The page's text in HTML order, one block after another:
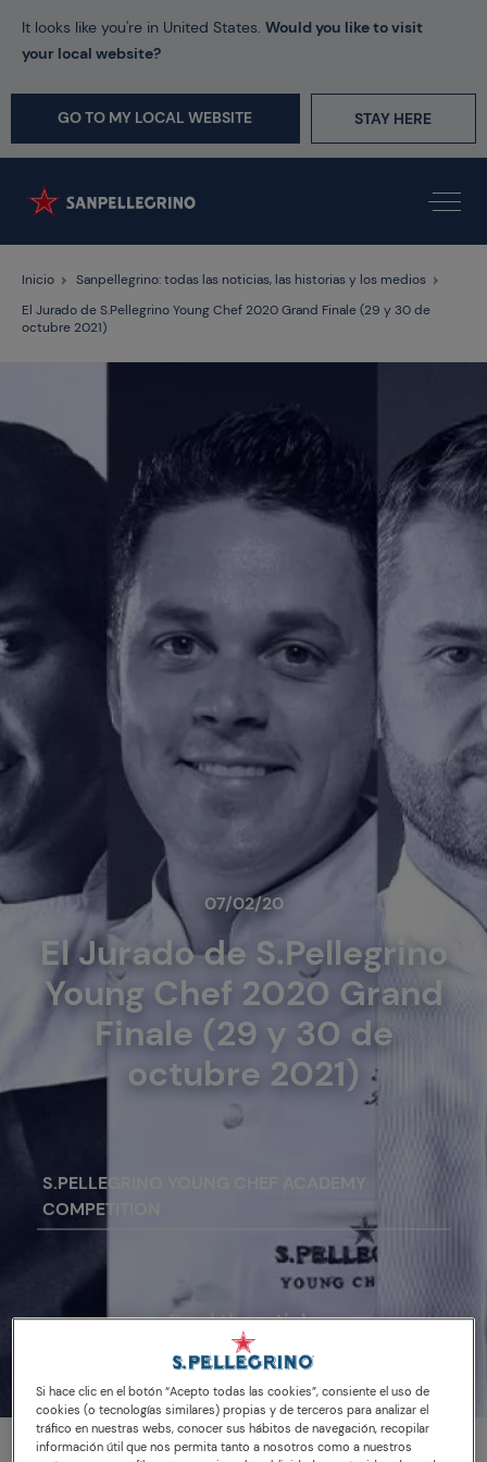
It looks like you're in United States. Would you like to visit
your local website?
GO TO MY LOCAL WEBSITE STAY HERE
Inicio
Sanpellegrino: todas las noticias, las historias y los medios
El Jurado de S.Pellegrino Young Chef 2020 Grand Finale (29 y 30 de
octubre 2021)
07/02/20
S.PELLEGRINO YOUNG CHEF ACADEMY
COMPETITION
El Jurado de S.Pellegrino
Young Chef 2020 Grand
Finale (29 y 30 de
octubre 2021)
Read the article
Si hace clic en el botón “Acepto todas las cookies”, consiente el uso de
cookies (o tecnologías similares) propias y de terceros para analizar el
tráfico en nuestras webs, conocer sus hábitos de navegación, recopilar
información útil que nos permita tanto a nosotros como a nuestros